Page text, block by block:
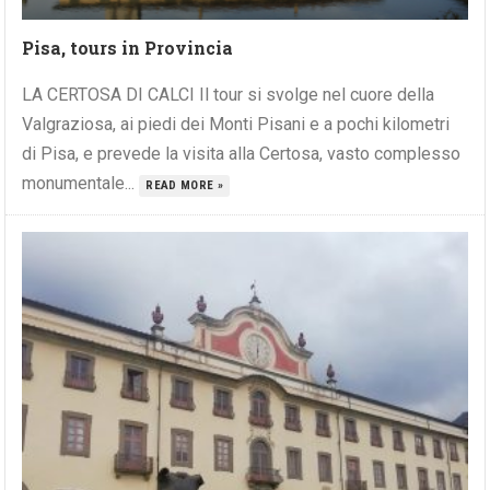
Pisa, tours in Provincia
LA CERTOSA DI CALCI Il tour si svolge nel cuore della
Valgraziosa, ai piedi dei Monti Pisani e a pochi kilometri
di Pisa, e prevede la visita alla Certosa, vasto complesso
monumentale...
READ MORE »